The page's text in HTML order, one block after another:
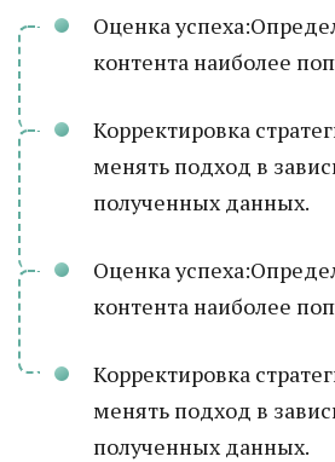
Оценка
контента наиболее
Корректировка
менять подход в
полученных данных.
Оценка
контента наиболее
Корректировка
менять подход в
полученных данных.